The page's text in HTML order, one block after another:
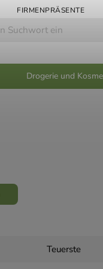
FIRMENPRÄSENTE
Drogerie und
Teuerste